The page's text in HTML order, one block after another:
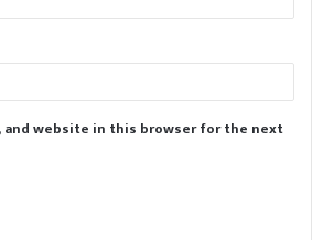
and website in this browser for the next